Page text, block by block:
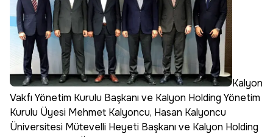
Kalyon
Vakfı Yönetim Kurulu Başkanı ve Kalyon Holding Yönetim
Kurulu Üyesi Mehmet Kalyoncu, Hasan Kalyoncu
Üniversitesi Mütevelli Heyeti Başkanı ve Kalyon Holding